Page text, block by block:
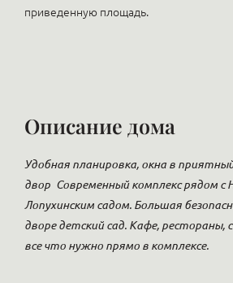
приведенную площадь.
Описание дома
Удобная планировка, окна в
двор Современный комплекс рядом с
Лопухинским садом. Большая
дворе детский сад. Кафе, рестораны,
все что нужно прямо в комплексе.